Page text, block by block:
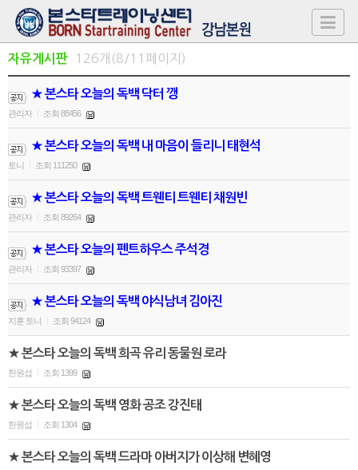
자유게시판 126개(8/11페이지)
★ 본스타 오늘의 독백 닥터 깽
관리자 조회 88456
★ 본스타 오늘의 독백 내 마음이 들리니 태현석
토니 조회 111250
★ 본스타 오늘의 독백 트웬티 트웬티 채원빈
관리자 조회 89264
★ 본스타 오늘의 펜트하우스 주석경
관리자 조회 93397
★ 본스타 오늘의 독백 야식남녀 김아진
지훈 토니 조회 94124
★ 본스타 오늘의 독백 희곡 유리 동물원 로라
한원섭 조회 1399
★ 본스타 오늘의 독백 영화 공조 강진태
한원섭 조회 1304
★ 본스타 오늘의 독백 드라마 아버지가 이상해 변혜영